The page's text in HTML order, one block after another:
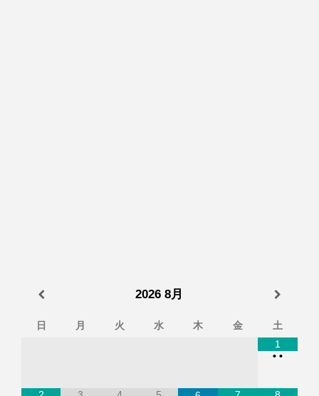
2026 8月
日 月 火 水 木 金
土
1
• •